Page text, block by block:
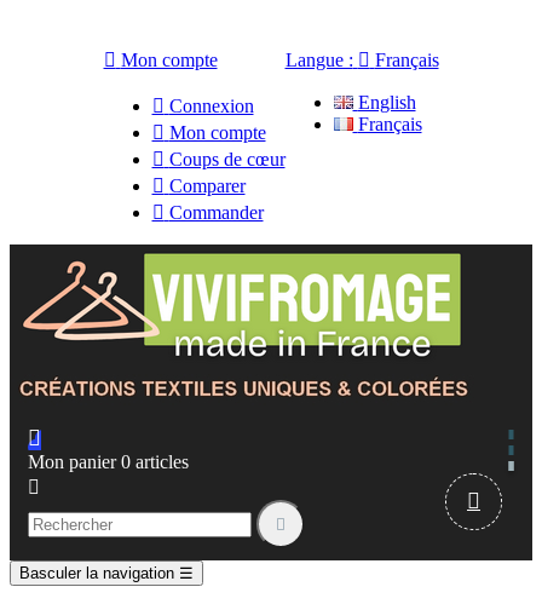
 Mon compte
 Connexion
 Mon compte
 Coups de cœur
 Comparer
 Commander
Langue :  Français
English
Français

Mon panier 0 articles



Basculer la navigation ☰